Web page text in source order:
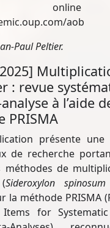
aob
Paul Peltier.
: revue
à l’aide
PRISMA
présente une
de recherche
méthodes de
Sideroxylon spinosum
la méthode PRISMA
for Systematic